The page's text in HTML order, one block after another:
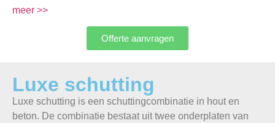
meer >>
Offerte aanvragen
Luxe schutting
Luxe schutting is een schuttingcombinatie in hout en
beton. De combinatie bestaat uit twee onderplaten van